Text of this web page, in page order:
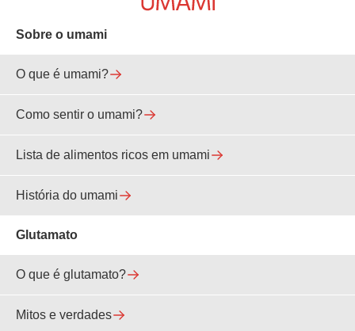
Sobre o umami
O que é umami?
Como sentir o umami?
Lista de alimentos ricos em umami
História do umami
Glutamato
O que é glutamato?
Mitos e verdades